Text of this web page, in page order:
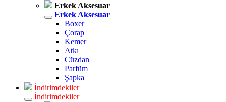
Erkek Aksesuar
Erkek Aksesuar
Boxer
Çorap
Kemer
Atkı
Cüzdan
Parfüm
Şapka
İndirimdekiler
İndirimdekiler